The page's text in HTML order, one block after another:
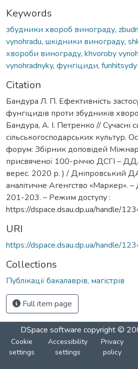
Keywords
збудники хвороб винограду,
vynohradu, шкідники винограду,
хвороби винограду, khvoroby
vynohradnyky, фунгіциди, funhitsydy
Citation
Бандура Л. П. Ефективність
фунгіцидів проти збудників
Бандура, А. І. Петренко // Сучасні
сільськогосподарських культур.
форум: Збірник доповідей
присвяченої 100-річчю ДСГІ –
верес. 2020 р. ) / Дніпровський
аналітичне Агенгство «Маркер».
201-203. – Режим доступу :
https://dspace.dsau.dp.ua/handle/
URI
https://dspace.dsau.dp.ua/handle/
Collections
Публікації бакалаврів, магістрів
Full item page
DSpace software copyright ©
Cookie
settings
Accessibility
settings
Privacy
policy